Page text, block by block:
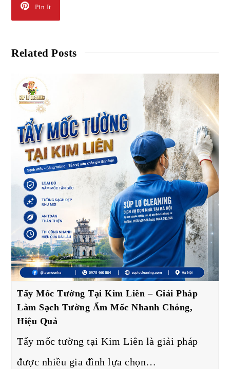
Pin It
Related Posts
Tẩy Mốc Tường Tại Kim Liên – Giải Pháp
Làm Sạch Tường Ẩm Mốc Nhanh Chóng,
Hiệu Quả
Tẩy mốc tường tại Kim Liên là giải pháp
được nhiều gia đình lựa chọn…